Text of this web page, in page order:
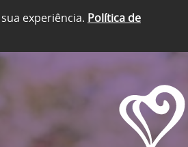
experiência. Política de